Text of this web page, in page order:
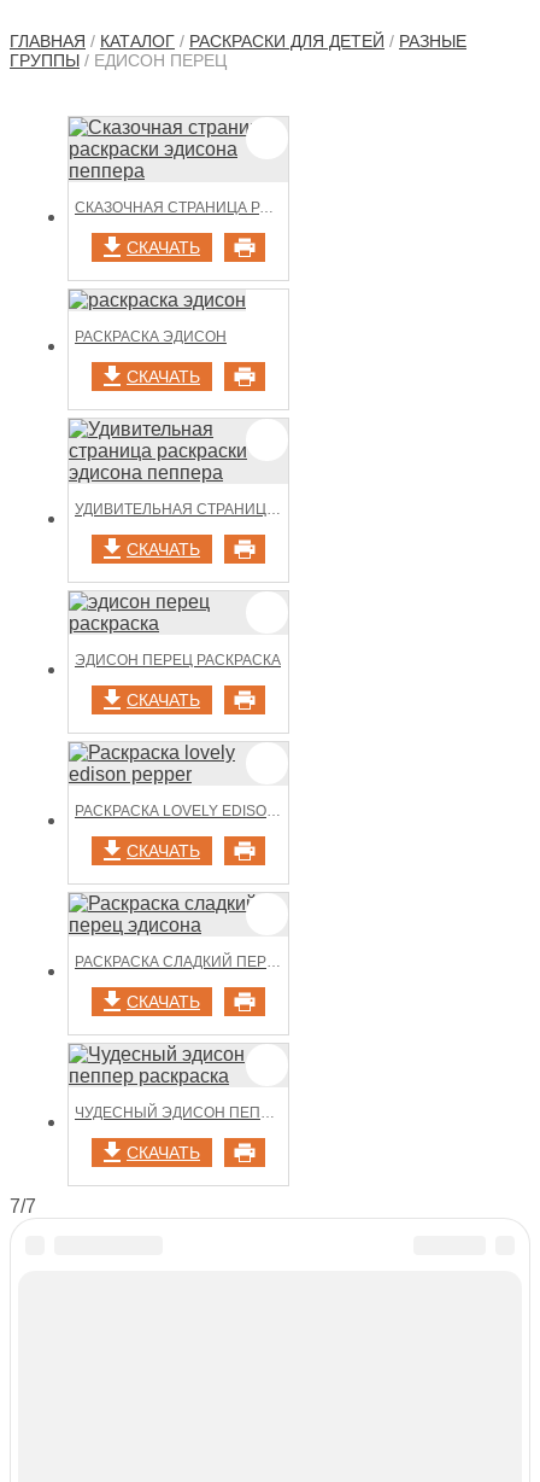
ГЛАВНАЯ / КАТАЛОГ / РАСКРАСКИ ДЛЯ ДЕТЕЙ / РАЗНЫЕ
ГРУППЫ / ЕДИСОН ПЕРЕЦ
СКАЗОЧНАЯ СТРАНИЦА РАСКРАСКИ ЭДИСОНА ПЕППЕРА
СКАЧАТЬ
РАСКРАСКА ЭДИСОН
СКАЧАТЬ
УДИВИТЕЛЬНАЯ СТРАНИЦА РАСКРАСКИ ЭДИСОНА ПЕППЕРА
СКАЧАТЬ
ЭДИСОН ПЕРЕЦ РАСКРАСКА
СКАЧАТЬ
РАСКРАСКА LOVELY EDISON PEPPER
СКАЧАТЬ
РАСКРАСКА СЛАДКИЙ ПЕРЕЦ ЭДИСОНА
СКАЧАТЬ
ЧУДЕСНЫЙ ЭДИСОН ПЕППЕР РАСКРАСКА
СКАЧАТЬ
7/7